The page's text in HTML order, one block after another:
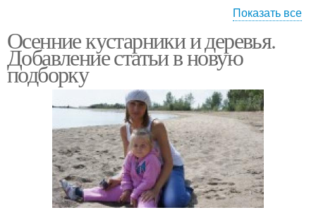
Дерева для дачи Осенний листва
Плодовые дерева
Дерева с быстрым
ростом
Показать все
Осенние кустарники и деревья.
Добавление статьи в новую
подборку